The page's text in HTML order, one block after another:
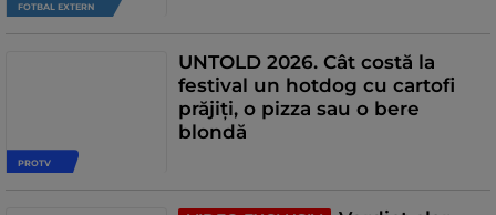
FOTBAL EXTERN
PROTV
UNTOLD 2026. Cât costă la
festival un hotdog cu cartofi
prăjiți, o pizza sau o bere
blondă